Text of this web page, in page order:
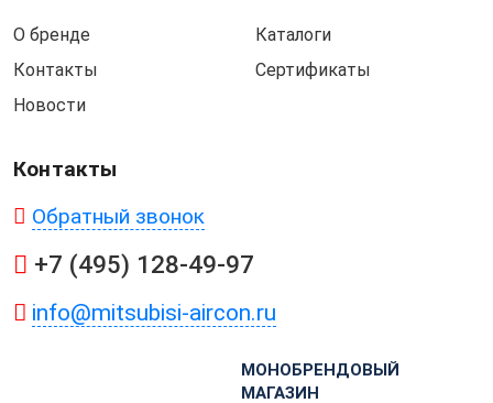
О бренде
Контакты
Новости
Каталоги
Сертификаты
Контакты
Обратный звонок
+7 (495) 128-49-97
info@mitsubisi-aircon.ru
МОНОБРЕНДОВЫЙ
МАГАЗИН